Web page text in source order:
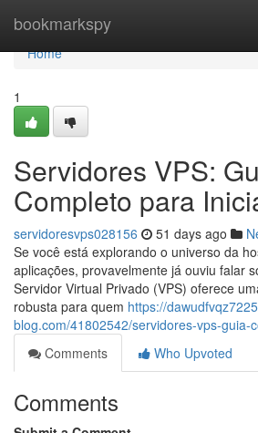
bookmarkspy
Home
Home
1
Servidores VPS:
Completo para
servidoresvps028156 51 days ago
Se você está explorando o universo da
aplicações, provavelmente já ouviu falar
Servidor Virtual Privado (VPS) oferece
robusta para quem https://
blog.com/41802542/servidores-vps-guia-
Comments
Who Upvoted
Comments